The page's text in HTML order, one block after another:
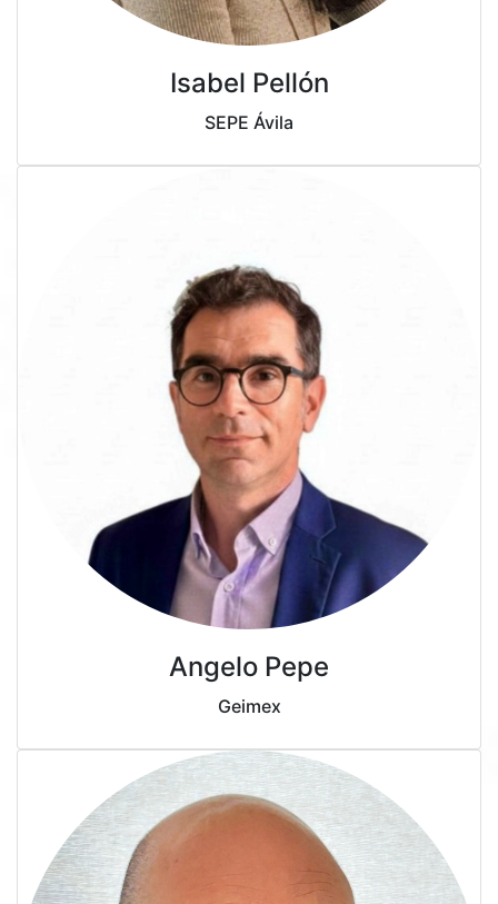
Isabel Pellón
SEPE Ávila
Angelo Pepe
Geimex